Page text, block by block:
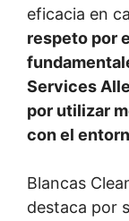
eficacia en
respeto por
Services
por utilizar
con el
Blancas
destaca por